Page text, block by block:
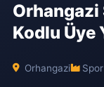
Orhangazi
Kodlu Üye
Orhangazi